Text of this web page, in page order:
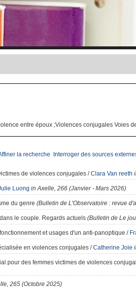
entre époux ;Violences conjugales Voies
la recherche Interroger des sources
de violences conjugales/Clara Van reeth
Luong in Axelle, 266 (Janvier - Mars 2026)
du genre (Bulletin de L'Observatoire : revue
le couple. Regards actuels (Bulletin de Le
et usages d'un anti-panoptique /
en violences conjugales/Catherine Joie
pour des femmes victimes de violences
265 (Octobre 2025)